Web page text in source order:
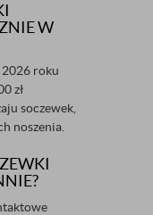
W
roku
zł
soczewek,
noszenia.